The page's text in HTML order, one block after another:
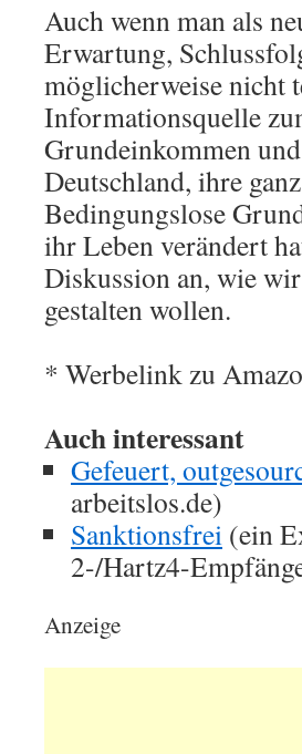
Auch wenn man als
Erwartung,
möglicherweise nicht
Informationsquelle
Grundeinkommen
Deutschland, ihre
Bedingungslose
ihr Leben verändert
Diskussion an, wie
gestalten wollen.
* Werbelink zu
Auch interessant
Gefeuert,
arbeitslos.de)
Sanktionsfrei (ein
2-/Hartz4-
Anzeige